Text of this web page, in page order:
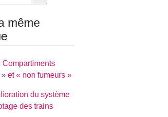
même
Compartiments
et « non fumeurs »
du système
des trains